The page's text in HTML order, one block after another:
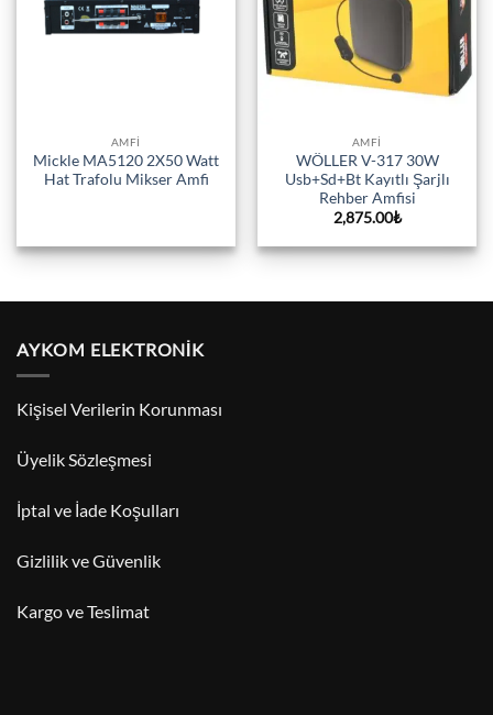
AMFI
Mickle MA5120 2X50 Watt
Hat Trafolu Mikser Amfi
AMFI
WÖLLER V-317 30W
Usb+Sd+Bt Kayıtlı Şarjlı
Rehber Amfisi
2,875.00₺
AYKOM ELEKTRONİK
Kişisel Verilerin Korunması
Üyelik Sözleşmesi
İptal ve İade Koşulları
Gizlilik ve Güvenlik
Kargo ve Teslimat